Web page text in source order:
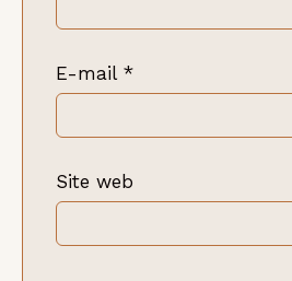
E-mail *
Site web